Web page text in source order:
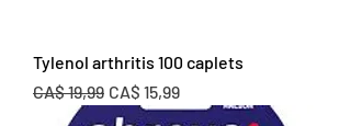
Tylenol arthritis 100 caplets
Preço normal
CA$ 19,99 Preço promocional
CA$ 15,99